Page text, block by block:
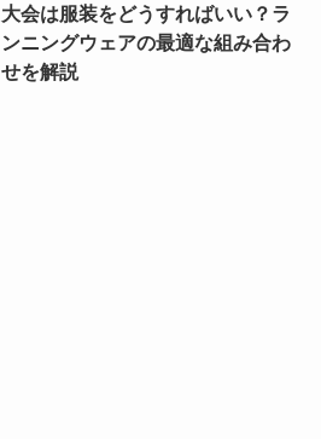
大会は服装をどうすればいい？ラ
ンニングウェアの最適な組み合わ
せを解説